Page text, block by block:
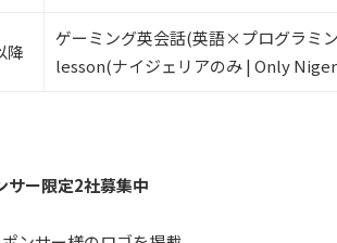
降
ゲーミング英会話(英語×プログラミ
lesson(ナイジェリアのみ | Only
サー限定2社募集中